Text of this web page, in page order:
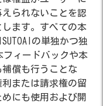
られないことを認
ます。すべての本
の単独かつ独
フィードバックや本
償も行うことな
または請求権の留
にも使用および開